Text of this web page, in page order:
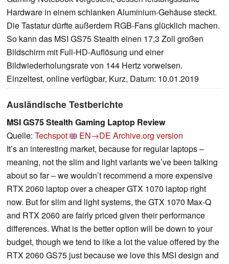
Hardware in einem schlanken Aluminium-Gehäuse steckt.
Die Tastatur dürfte außerdem RGB-Fans glücklich machen.
So kann das MSI GS75 Stealth einen 17,3 Zoll großen
Bildschirm mit Full-HD-Auflösung und einer
Bildwiederholungsrate von 144 Hertz vorweisen.
Einzeltest, online verfügbar, Kurz, Datum: 10.01.2019
Ausländische Testberichte
MSI GS75 Stealth Gaming Laptop Review
Quelle: Techspot EN→DE Archive.org version
It’s an interesting market, because for regular laptops –
meaning, not the slim and light variants we’ve been talking
about so far – we wouldn’t recommend a more expensive
RTX 2060 laptop over a cheaper GTX 1070 laptop right
now. But for slim and light systems, the GTX 1070 Max-Q
and RTX 2060 are fairly priced given their performance
differences. What is the better option will be down to your
budget, though we tend to like a lot the value offered by the
RTX 2060 GS75 just because we love this MSI design and